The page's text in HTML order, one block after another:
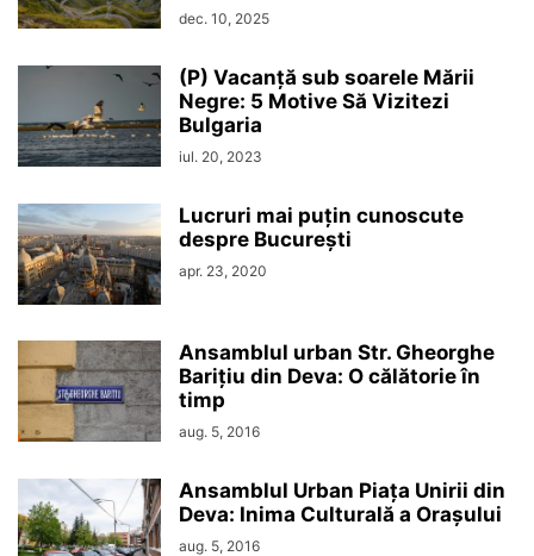
dec. 10, 2025
(P) Vacanță sub soarele Mării
Negre: 5 Motive Să Vizitezi
Bulgaria
iul. 20, 2023
Lucruri mai puțin cunoscute
despre București
apr. 23, 2020
Ansamblul urban Str. Gheorghe
Barițiu din Deva: O călătorie în
timp
aug. 5, 2016
Ansamblul Urban Piața Unirii din
Deva: Inima Culturală a Orașului
aug. 5, 2016